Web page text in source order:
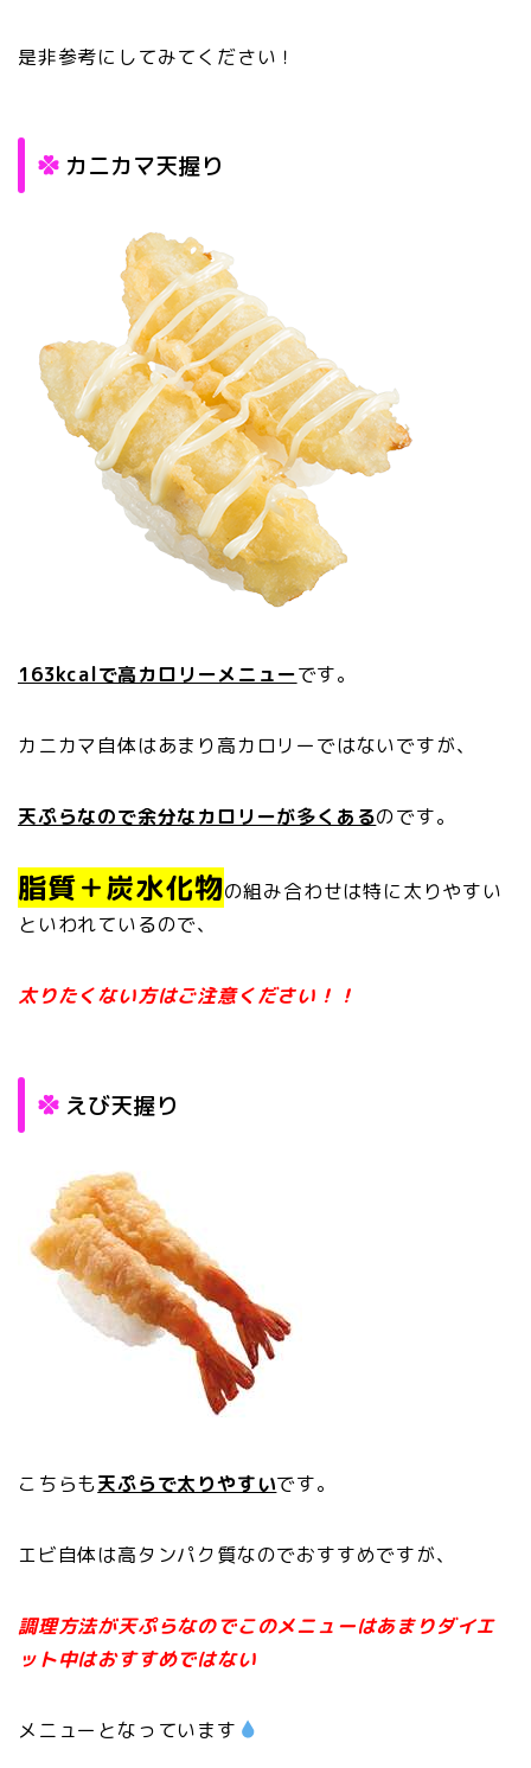
是非参考にしてみてください！
カニカマ天握り
163kcalで高カロリーメニューです。
カニカマ自体はあまり高カロリーではないですが、
天ぷらなので余分なカロリーが多くあるのです。
脂質＋炭水化物の組み合わせは特に太りやすい
といわれているので、
太りたくない方はご注意ください！！
えび天握り
こちらも天ぷらで太りやすいです。
エビ自体は高タンパク質なのでおすすめですが、
調理方法が天ぷらなのでこのメニューはあまりダイエ
ット中はおすすめではない
メニューとなっています